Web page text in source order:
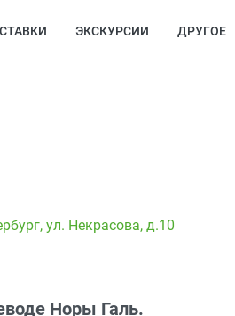
ЭКСКУРСИИ ДРУГОЕ
ул. Некрасова, д.10
Норы Галь.